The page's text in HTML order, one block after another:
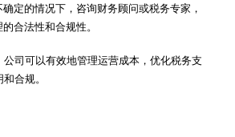
定的情况下，咨询财务顾问或税务专家，
合法性和合规性。
司可以有效地管理运营成本，优化税务支
合规。